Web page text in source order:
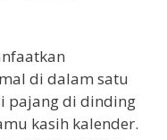
di dalam satu
pajang di dinding
kasih kalender.